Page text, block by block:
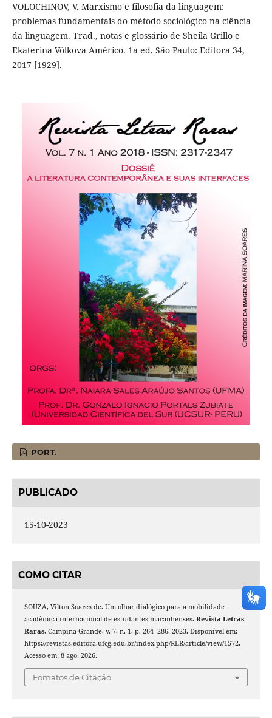
VOLOCHINOV, V. Marxismo e filosofia da linguagem:
problemas fundamentais do método sociológico na ciência
da linguagem. Trad., notas e glossário de Sheila Grillo e
Ekaterina Vólkova Américo. 1a ed. São Paulo: Editora 34,
2017 [1929].
PORT.
PUBLICADO
15-10-2023
COMO CITAR
SOUZA, Vilton Soares de. Um olhar dialógico para a mobilidade
acadêmica internacional de estudantes maranhenses. Revista Letras
Raras, Campina Grande, v. 7, n. 1, p. 264–286, 2023. Disponível em:
https://revistas.editora.ufcg.edu.br/index.php/RLR/article/view/1572.
Acesso em: 8 ago. 2026.
Fomatos de Citação